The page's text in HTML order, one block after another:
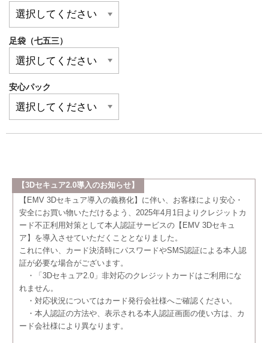
足袋（七五三）
安心パック
【3Dセキュア2.0導入のお知らせ】
【EMV 3Dセキュア導入の義務化】に伴い、お客様により安心・
安全にお買い物いただけるよう、2025年4月1日よりクレジットカ
ード不正利用対策として本人認証サービスの【EMV 3Dセキュ
ア】を導入させていただくこととなりました。
これに伴い、カード決済時にパスワードやSMS認証による本人認
証が必要な場合がございます。
・「3Dセキュア2.0」非対応のクレジットカードはご利用にな
れません。
・対応状況についてはカード発行会社様へご確認ください。
・本人認証の方法や、表示される本人認証画面の使い方は、カ
ード会社様により異なります。